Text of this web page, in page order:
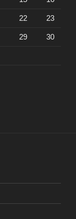
22 23
29 30